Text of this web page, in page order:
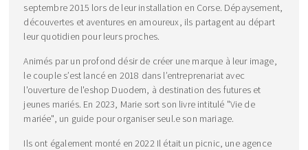
septembre 2015 lors de leur installation en Corse. Dépaysement,
découvertes et aventures en amoureux, ils partagent au départ
leur quotidien pour leurs proches.
Animés par un profond désir de créer une marque à leur image,
le couple s’est lancé en 2018 dans l’entreprenariat avec
l'ouverture de l'eshop Duodem, à destination des futures et
jeunes mariés. En 2023, Marie sort son livre intitulé "Vie de
mariée", un guide pour organiser seul.e son mariage.
Ils ont également monté en 2022 Il était un picnic, une agence